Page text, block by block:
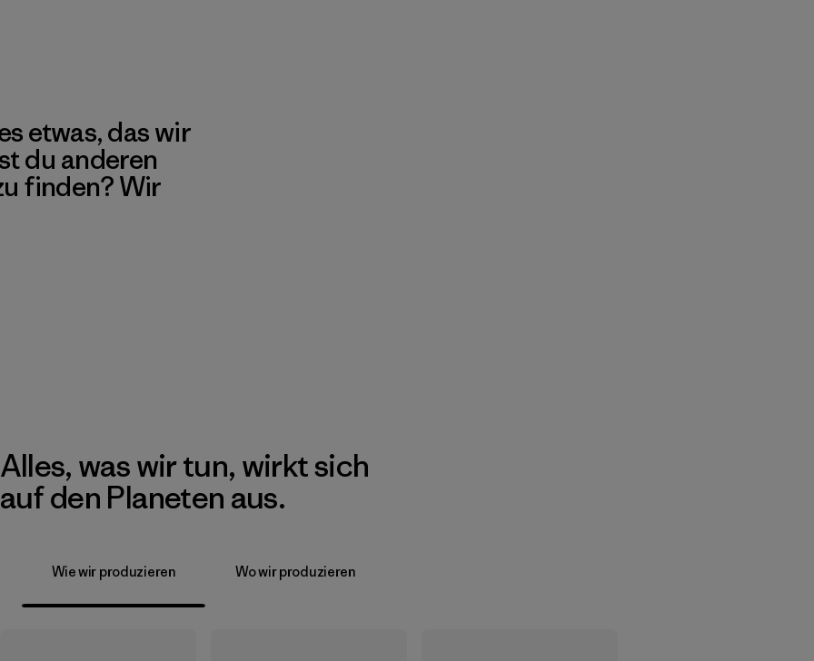
etwas, das wir
du anderen
finden? Wir
Alles, was wir tun, wirkt sich
auf den Planeten aus.
Wie wir produzieren Wo wir produzieren